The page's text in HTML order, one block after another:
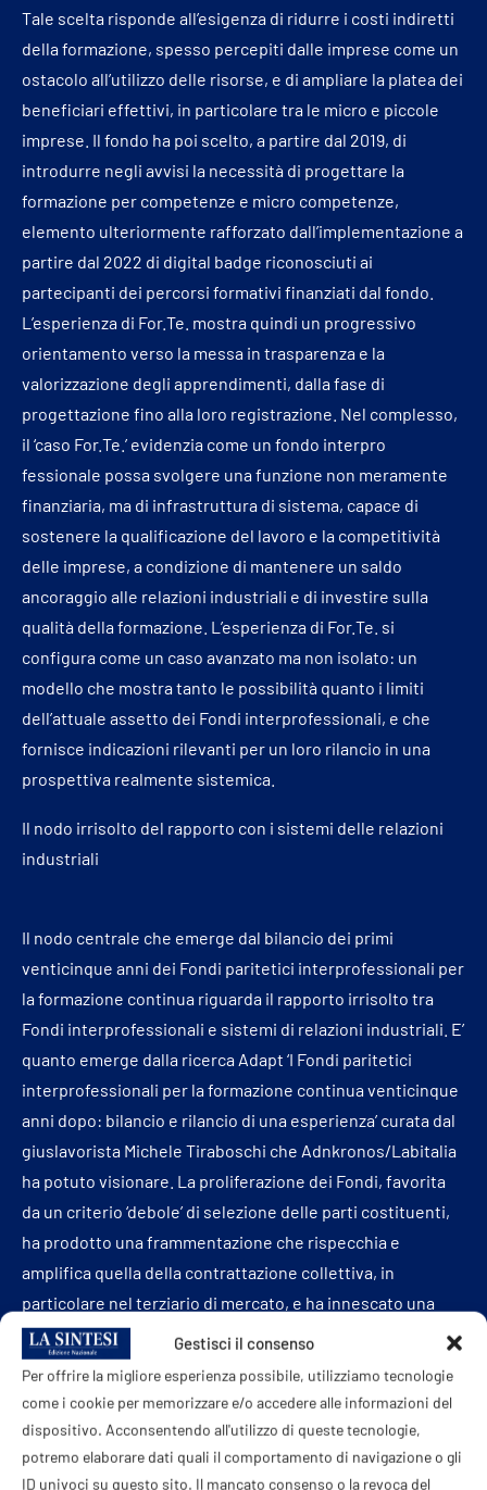
Gestisci il consenso
Per offrire la migliore esperienza possibile, utilizziamo tecnologie
come i cookie per memorizzare e/o accedere alle informazioni del
dispositivo. Acconsentendo all'utilizzo di queste tecnologie,
potremo elaborare dati quali il comportamento di navigazione o gli
ID univoci su questo sito. Il mancato consenso o la revoca del
Tale scelta risponde all’esigenza di ridurre i costi indiretti
della formazione, spesso percepiti dalle imprese come un
ostacolo all’utilizzo delle risorse, e di ampliare la platea dei
beneficiari effettivi, in particolare tra le micro e piccole
imprese. Il fondo ha poi scelto, a partire dal 2019, di
introdurre negli avvisi la necessità di progettare la
formazione per competenze e micro competenze,
elemento ulteriormente rafforzato dall’implementazione a
partire dal 2022 di digital badge riconosciuti ai
partecipanti dei percorsi formativi finanziati dal fondo.
L’esperienza di For.Te. mostra quindi un progressivo
orientamento verso la messa in trasparenza e la
valorizzazione degli apprendimenti, dalla fase di
progettazione fino alla loro registrazione. Nel complesso,
il ‘caso For.Te.’ evidenzia come un fondo interpro
fessionale possa svolgere una funzione non meramente
finanziaria, ma di infrastruttura di sistema, capace di
sostenere la qualificazione del lavoro e la competitività
delle imprese, a condizione di mantenere un saldo
ancoraggio alle relazioni industriali e di investire sulla
qualità della formazione. L’esperienza di For.Te. si
configura come un caso avanzato ma non isolato: un
modello che mostra tanto le possibilità quanto i limiti
dell’attuale assetto dei Fondi interprofessionali, e che
fornisce indicazioni rilevanti per un loro rilancio in una
prospettiva realmente sistemica.
Il nodo irrisolto del rapporto con i sistemi delle relazioni
industriali
Il nodo centrale che emerge dal bilancio dei primi
venticinque anni dei Fondi paritetici interprofessionali per
la formazione continua riguarda il rapporto irrisolto tra
Fondi interprofessionali e sistemi di relazioni industriali. E’
quanto emerge dalla ricerca Adapt ‘I Fondi paritetici
interprofessionali per la formazione continua venticinque
anni dopo: bilancio e rilancio di una esperienza’ curata dal
giuslavorista Michele Tiraboschi che Adnkronos/Labitalia
ha potuto visionare. La proliferazione dei Fondi, favorita
da un criterio ‘debole’ di selezione delle parti costituenti,
ha prodotto una frammentazione che rispecchia e
amplifica quella della contrattazione collettiva, in
particolare nel terziario di mercato, e ha innescato una
competizione non giocata sulla qualità della formazione
erogata quanto sulla sua accessibilità.
Un fondo costituito da parti sociali poco rappresentative
rischia infatti di compromettere la qualità della
formazione finanziata, che dipende dalla condivisione dei